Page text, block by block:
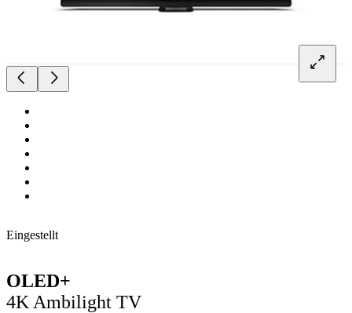
Eingestellt
OLED+
4K Ambilight TV